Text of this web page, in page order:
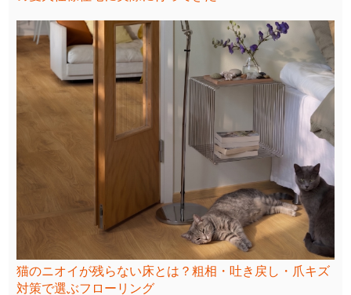
猫のニオイが残らない床とは？粗相・吐き戻し・爪キズ
対策で選ぶフローリング